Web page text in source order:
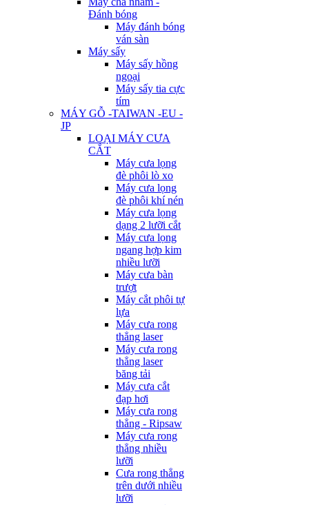
Đánh bóng
Máy đánh bóng
ván sàn
Máy sấy
Máy sấy hồng
ngoại
Máy sấy tia cực
tím
MÁY GỖ -TAIWAN -EU -
JP
LOẠI MÁY CƯA
CẮT
Máy cưa lọng
đè phôi lò xo
Máy cưa lọng
đè phôi khí nén
Máy cưa lọng
dạng 2 lưỡi cắt
Máy cưa lọng
ngang hợp kim
nhiều lưỡi
Máy cưa bàn
trượt
Máy cắt phôi tự
lựa
Máy cưa rong
thẳng laser
Máy cưa rong
thẳng laser
băng tải
Máy cưa cắt
đạp hơi
Máy cưa rong
thẳng - Ripsaw
Máy cưa rong
thẳng nhiều
lưỡi
Cưa rong thẳng
trên dưới nhiều
lưỡi